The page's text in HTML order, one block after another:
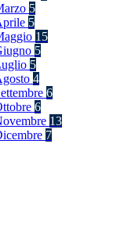
5
5
15
5
5
4
6
6
13
7